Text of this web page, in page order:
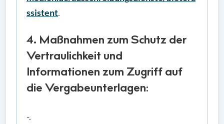
ssistent.
4. Maßnahmen zum Schutz der
Vertraulichkeit und
Informationen zum Zugriff auf
die Vergabeunterlagen:
-.